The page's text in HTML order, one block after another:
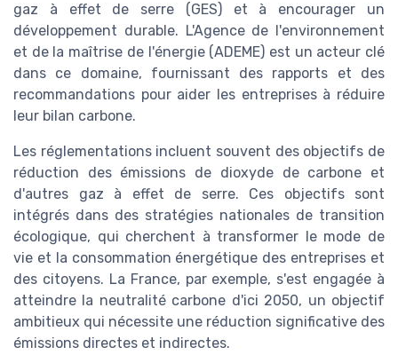
gaz à effet de serre (GES) et à encourager un
développement durable. L'Agence de l'environnement
et de la maîtrise de l'énergie (ADEME) est un acteur clé
dans ce domaine, fournissant des rapports et des
recommandations pour aider les entreprises à réduire
leur bilan carbone.
Les réglementations incluent souvent des objectifs de
réduction des émissions de dioxyde de carbone et
d'autres gaz à effet de serre. Ces objectifs sont
intégrés dans des stratégies nationales de transition
écologique, qui cherchent à transformer le mode de
vie et la consommation énergétique des entreprises et
des citoyens. La France, par exemple, s'est engagée à
atteindre la neutralité carbone d'ici 2050, un objectif
ambitieux qui nécessite une réduction significative des
émissions directes et indirectes.